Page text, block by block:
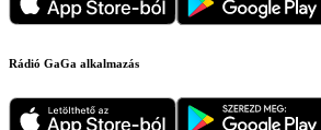
Rádió GaGa alkalmazás